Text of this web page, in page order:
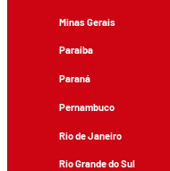
Minas Gerais
Paraíba
Paraná
Pernambuco
Rio de Janeiro
Rio Grande do Sul